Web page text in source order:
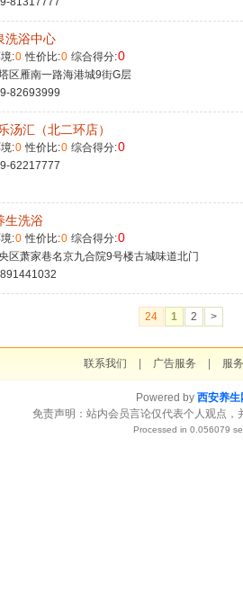
洗浴中心
:0 性价比:0 综合得分:0
区雁南一路海港城9街G层
82693999
汤汇（北二环店）
:0 性价比:0 综合得分:0
62217777
生洗浴
:0 性价比:0 综合得分:0
区萧家巷名京九合院9号楼古城味道北门
24 1 2 >
联系我们 广告服务 服
Powered by 西安养生
免责声明：站内会员言论仅代表个人观点
Processed in 0.056079